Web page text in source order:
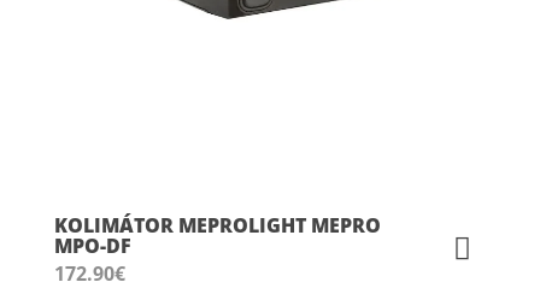
KOLIMÁTOR MEPROLIGHT MEPRO
MPO-DF
172.90€